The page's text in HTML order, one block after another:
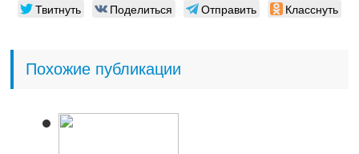
Твитнуть Поделиться Отправить Класснуть
Похожие публикации